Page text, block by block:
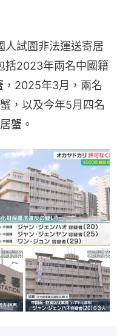
人試圖非法運送寄居
括2023年兩名中國籍
2025年3月，兩名
，以及今年5月四名
蟹。